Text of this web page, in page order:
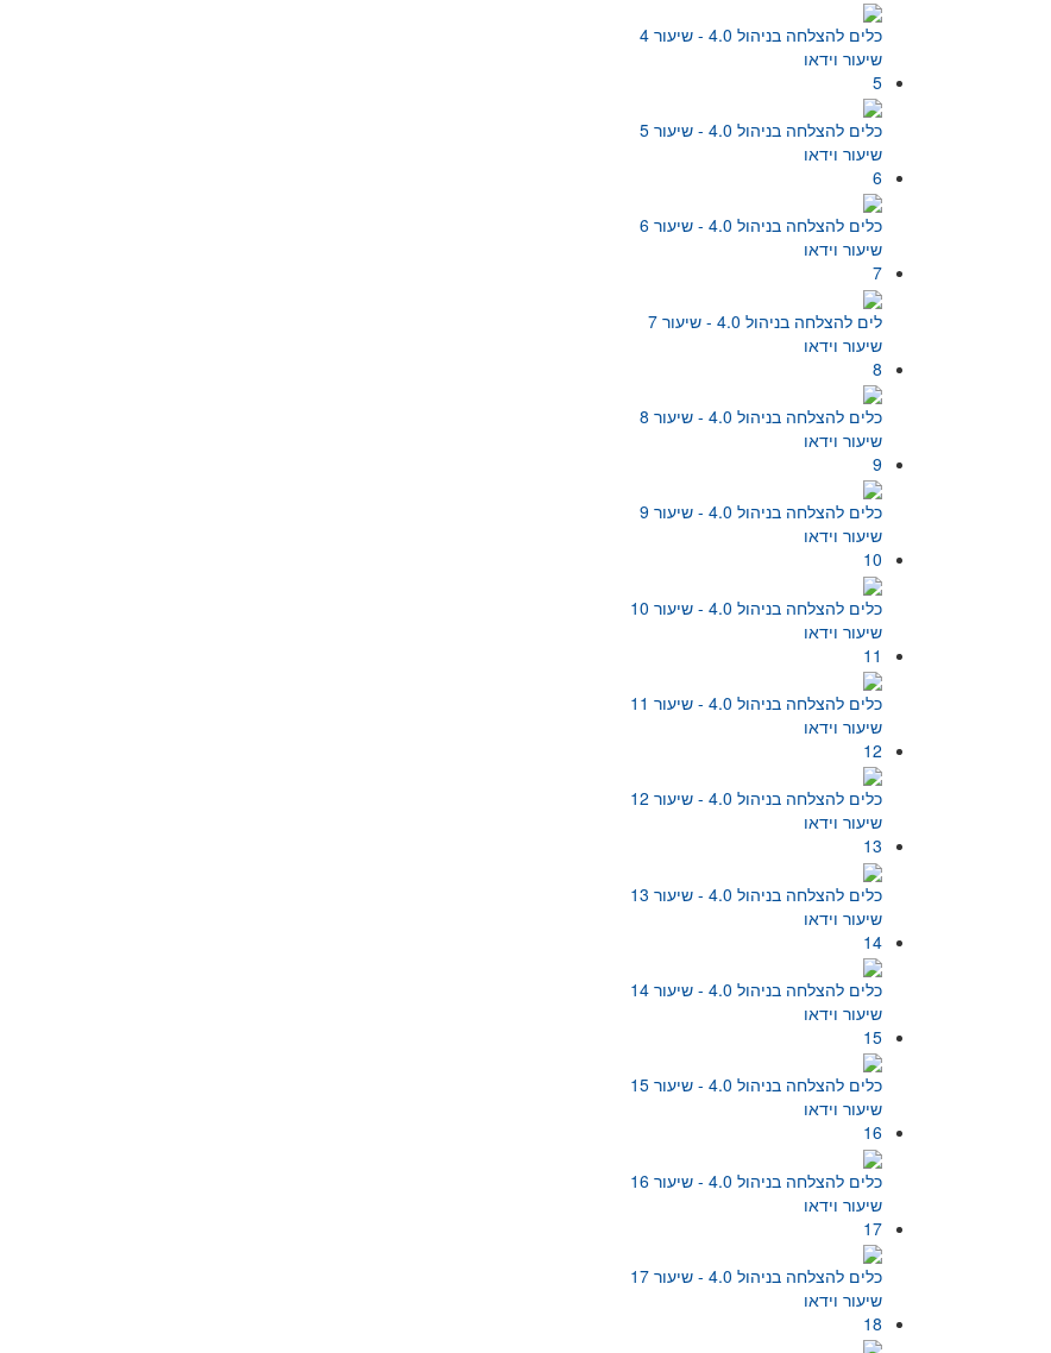
כלים להצלחה בניהול 4.0 - שיעור 4
שיעור וידאו
5
כלים להצלחה בניהול 4.0 - שיעור 5
שיעור וידאו
6
כלים להצלחה בניהול 4.0 - שיעור 6
שיעור וידאו
7
לים להצלחה בניהול 4.0 - שיעור 7
שיעור וידאו
8
כלים להצלחה בניהול 4.0 - שיעור 8
שיעור וידאו
9
כלים להצלחה בניהול 4.0 - שיעור 9
שיעור וידאו
10
כלים להצלחה בניהול 4.0 - שיעור 10
שיעור וידאו
11
כלים להצלחה בניהול 4.0 - שיעור 11
שיעור וידאו
12
כלים להצלחה בניהול 4.0 - שיעור 12
שיעור וידאו
13
כלים להצלחה בניהול 4.0 - שיעור 13
שיעור וידאו
14
כלים להצלחה בניהול 4.0 - שיעור 14
שיעור וידאו
15
כלים להצלחה בניהול 4.0 - שיעור 15
שיעור וידאו
16
כלים להצלחה בניהול 4.0 - שיעור 16
שיעור וידאו
17
כלים להצלחה בניהול 4.0 - שיעור 17
שיעור וידאו
18